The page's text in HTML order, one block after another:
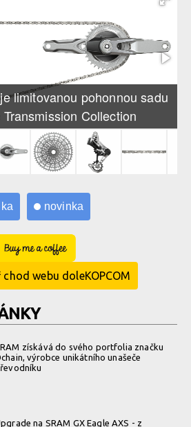
limitovanou pohonnou sadu
Collection
novinka
Buy Me a Coffee
webu doleKOPCOM
získává do svého portfolia značku
výrobce unikátního unašeče
na SRAM GX Eagle AXS - z